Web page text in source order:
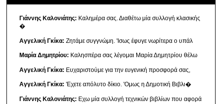
Γιάννης Καλονιάτης: Καλημέρα σας. Διαθέτω μία συλλογή κλασικής
�
Αγγελική Γκίκα: Ζητάμε συγγνώμη. 'Ισως έφυγε νωρίτερα ο υπάλ
Μαρία Δημητρίου: Καλησπέρα σας λέγομαι Μαρία Δημητρίου θέλω
Αγγελική Γκίκα: Ευχαριστούμε για την ευγενική προσφορά σας,
Αγγελική Γκίκα: 'Εχετε απόλυτο δίκιο. 'Ομως η Δημοτική Βιβλι�
Γιάννης Καλονιάτης: Εχω μία συλλογή τεχνικών βιβλίων που αφορά